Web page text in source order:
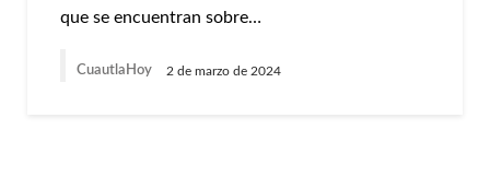
que se encuentran sobre…
CuautlaHoy 2 de marzo de 2024